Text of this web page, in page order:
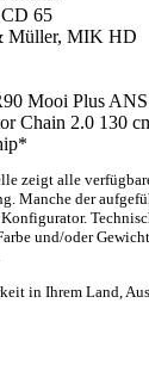
65
Müller, MIK HD
Mooi Plus ANS
Chain 2.0 130
zeigt alle
Manche der
und/oder
in Ihrem Land,